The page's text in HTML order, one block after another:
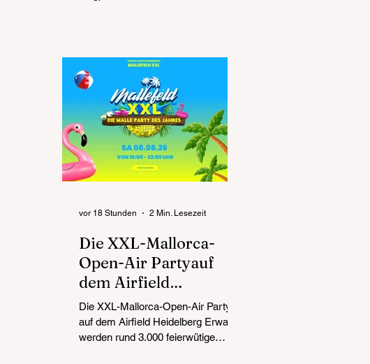
präsentiert auch in diesem Jahr ein
außergewöhnliches Familienevent
für Besucherinnen und Besucher
aus der gesamten Metropolregion
Rhein-Neckar. Zugleich markieren
die Flugtage ein besonderes
Jubiläum: 75 Jahre Aero Club
Walldorf stehen für die lange
Tradition eines der bedeuten
Die XXL-Mallorca-
Open-Air Partyauf
dem Airfield
Heidelberg - Samstag
8. August 2026 ab 16
Uhr
Die XXL-Mallorca-Open-Air Party
auf dem Airfield Heidelberg Erwartet
werden rund 3.000 feierwütige
vor 18 Stunden 2 Min. Lesezeit